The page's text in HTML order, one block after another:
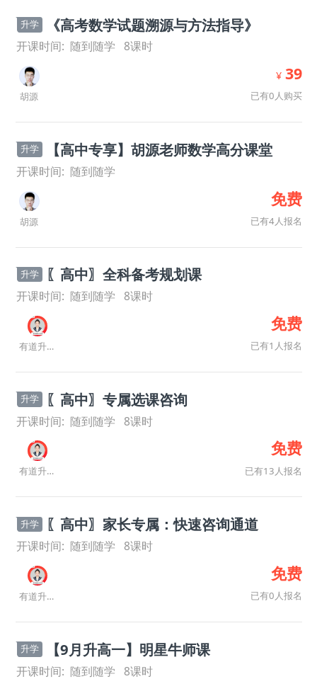
升学 《高考数学试题溯源与方法指导》
开课时间: 随到随学 8课时
胡源
¥ 39
已有0人购买
升学 【高中专享】胡源老师数学高分课堂
开课时间: 随到随学
胡源
免费
已有4人报名
升学 〖高中〗全科备考规划课
开课时间: 随到随学 8课时
有道升学规划师
免费
已有1人报名
升学 〖高中〗专属选课咨询
开课时间: 随到随学 8课时
有道升学规划师
免费
已有13人报名
升学 〖高中〗家长专属：快速咨询通道
开课时间: 随到随学 8课时
有道升学规划师
免费
已有0人报名
升学 【9月升高一】明星牛师课
开课时间: 随到随学 8课时